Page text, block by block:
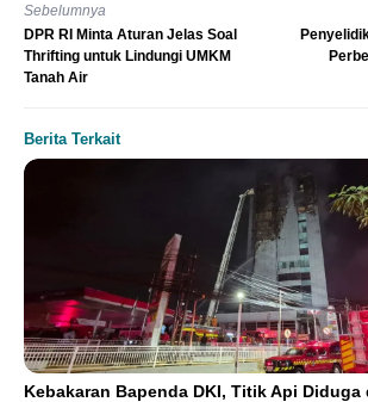
Sebelumnya
DPR RI Minta Aturan Jelas Soal
Thrifting untuk Lindungi UMKM
Tanah Air
Berita Terkait
Kebakaran Bapenda DKI, Titik Api Diduga